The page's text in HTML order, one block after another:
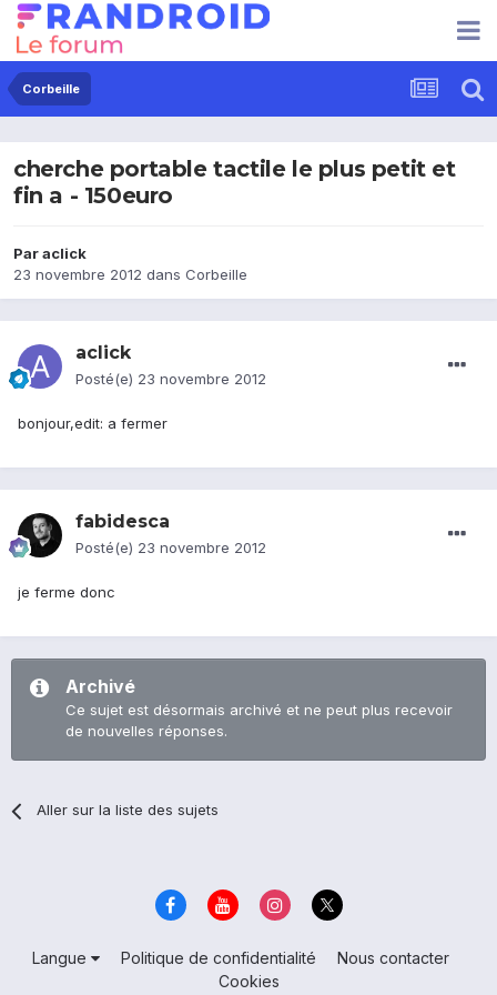
Corbeille
cherche portable tactile le plus petit et
fin a - 150euro
Paraclick
23 novembre 2012 dans Corbeille
aclick
Posté(e) 23 novembre 2012
bonjour,edit: a fermer
fabidesca
Posté(e) 23 novembre 2012
je ferme donc
Archivé
Ce sujet est désormais archivé et ne peut plus recevoir
de nouvelles réponses.
Aller sur la liste des sujets
Langue Politique de confidentialité
Nous contacter
Cookies